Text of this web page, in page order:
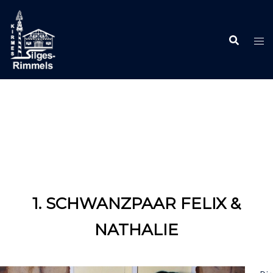
Inhalt
springen
1. SCHWANZPAAR FELIX &
NATHALIE